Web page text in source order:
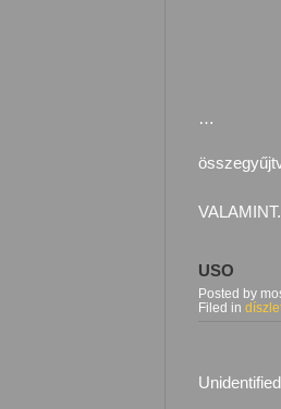
…
USO
Posted by
Filed in